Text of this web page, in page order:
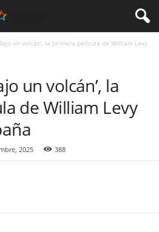
un volcán’, la primera película de William Levy
un volcán’, la
de William Levy
2025 388